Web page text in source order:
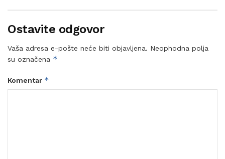
Ostavite odgovor
Vaša adresa e-pošte neće biti objavljena. Neophodna polja
su označena *
Komentar *